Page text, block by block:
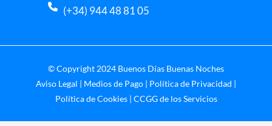
(+34) 944 48 81 05
© Copyright 2024 Buenos Días Buenas Noches
Aviso Legal | Medios de Pago | Política de Privacidad |
Política de Cookies| CCGG de los Servicios